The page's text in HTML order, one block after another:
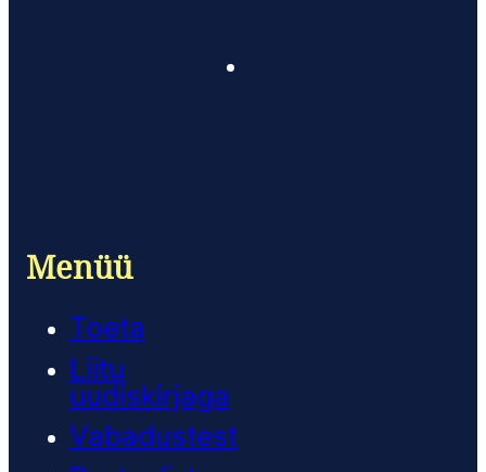
Menüü
Toeta
Liitu
uudiskirjaga
Vabadustest